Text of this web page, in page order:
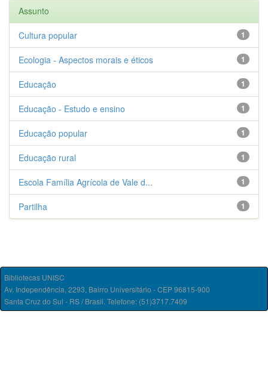
Assunto
1
Cultura popular
1
Ecologia - Aspectos morais e éticos
1
Educação
1
Educação - Estudo e ensino
1
Educação popular
1
Educação rural
1
Escola Família Agrícola de Vale d...
1
Partilha
Bibliotecas UNISC
Av. Independência, 2293, Bairro Universitário - CEP 96815-900
Santa Cruz do Sul - RS / Brasil. Telefone: (51)3717.7409